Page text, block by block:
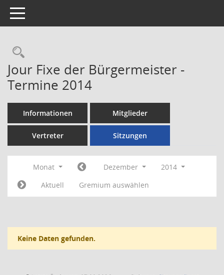
Toggle navigation
Rechercheauswahl
Jour Fixe der Bürgermeister -
Termine 2014
Informationen Mitglieder
Vertreter Sitzungen
Monat Dezember
2014
Aktuell
Gremium auswählen
Keine Daten gefunden.